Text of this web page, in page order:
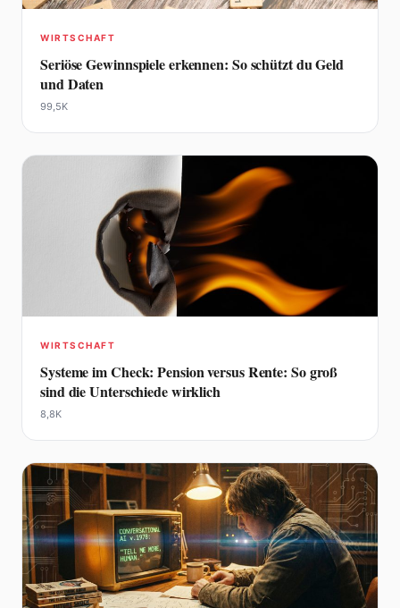
WIRTSCHAFT
Seriöse Gewinnspiele erkennen: So schützt du Geld
und Daten
99,5K
WIRTSCHAFT
Systeme im Check: Pension versus Rente: So groß
sind die Unterschiede wirklich
8,8K